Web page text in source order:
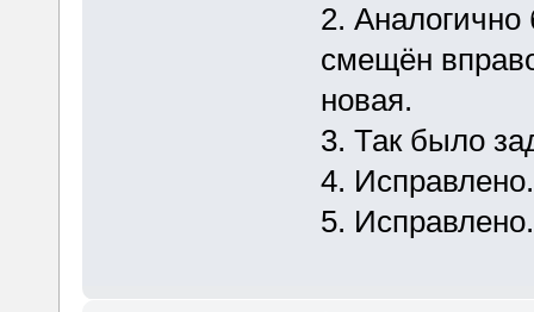
2.
смещён
новая.
3. Так было
4. Исправлено.
5. Исправлено.